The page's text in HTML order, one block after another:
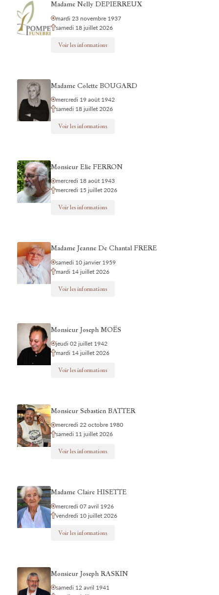
Madame Nelly DEPIERREUX
mardi 23 novembre 1937
samedi 18 juillet 2026
Voir les informations
Madame Colette BOUGARD
mercredi 19 août 1942
samedi 18 juillet 2026
Voir les informations
Monsieur Elie FERRON
mercredi 18 août 1943
mercredi 15 juillet 2026
Voir les informations
Madame Jeanne De Chantal FRERE
samedi 10 janvier 1959
mardi 14 juillet 2026
Voir les informations
Monsieur Joseph MOËS
jeudi 02 juillet 1942
mardi 14 juillet 2026
Voir les informations
Monsieur Sebastien BATTER
mercredi 22 octobre 1980
samedi 11 juillet 2026
Voir les informations
Madame Claire HISETTE
mercredi 07 avril 1926
vendredi 10 juillet 2026
Voir les informations
Monsieur Joseph RASKIN
samedi 12 avril 1941